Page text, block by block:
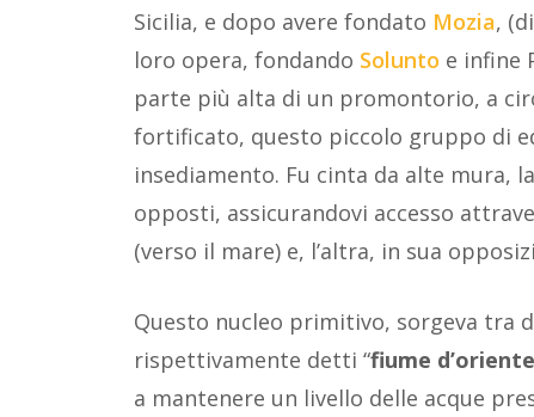
Sicilia, e dopo avere fondato Mozia,
loro opera, fondando Solunto e infine
parte più alta di un promontorio, a
fortificato, questo piccolo gruppo di
insediamento. Fu cinta da alte mura,
opposti, assicurandovi accesso
(verso il mare) e, l’altra, in sua
Questo nucleo primitivo, sorgeva tra
rispettivamente detti “fiume d’oriente
a mantenere un livello delle acque